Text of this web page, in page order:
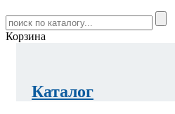
Корзина
Каталог